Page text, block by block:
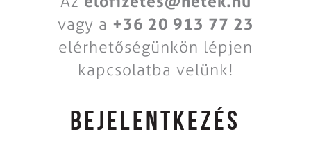
vagy a +36 20 913 77 23
elérhetőségünkön lépjen
kapcsolatba velünk!
BEJELENTKEZÉS